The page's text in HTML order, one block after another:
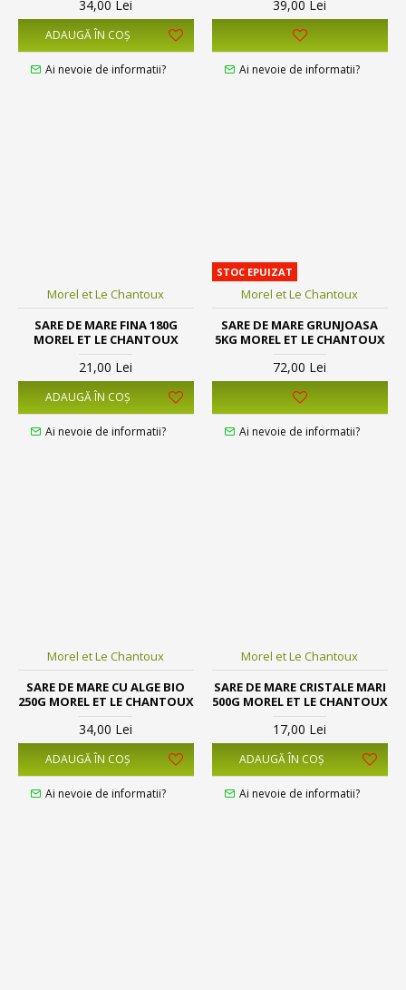
34,00 Lei
ADAUGĂ ÎN COŞ
Ai nevoie de informatii?
39,00 Lei
Ai nevoie de informatii?
Morel et Le Chantoux
SARE DE MARE FINA 180G
MOREL ET LE CHANTOUX
21,00 Lei
ADAUGĂ ÎN COŞ
Ai nevoie de informatii?
STOC EPUIZAT
Morel et Le Chantoux
SARE DE MARE GRUNJOASA
5KG MOREL ET LE CHANTOUX
72,00 Lei
Ai nevoie de informatii?
Morel et Le Chantoux
SARE DE MARE CU ALGE BIO
250G MOREL ET LE CHANTOUX
34,00 Lei
ADAUGĂ ÎN COŞ
Ai nevoie de informatii?
Morel et Le Chantoux
SARE DE MARE CRISTALE MARI
500G MOREL ET LE CHANTOUX
17,00 Lei
ADAUGĂ ÎN COŞ
Ai nevoie de informatii?